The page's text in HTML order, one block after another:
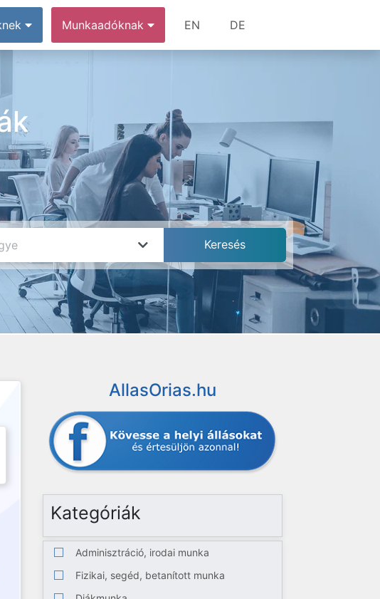
Munkaadóknak EN DE
AllasOrias.hu
Kategóriák
Adminisztráció, irodai munka
Fizikai, segéd, betanított munka